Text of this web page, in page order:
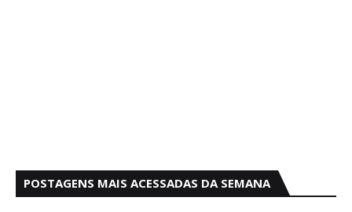
POSTAGENS MAIS ACESSADAS DA SEMANA